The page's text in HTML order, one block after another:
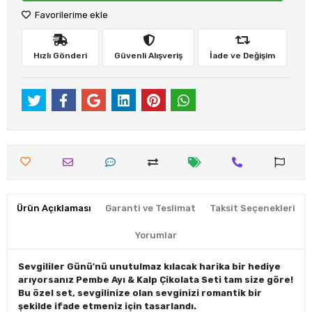
Favorilerime ekle
Hızlı Gönderi Güvenli Alışveriş İade ve Değişim
Ürün Açıklaması Garanti ve Teslimat Taksit Seçenekleri
Yorumlar
Sevgililer Günü'nü unutulmaz kılacak harika bir hediye
arıyorsanız Pembe Ayı & Kalp Çikolata Seti tam size göre!
Bu özel set, sevgilinize olan sevginizi romantik bir
şekilde ifade etmeniz için tasarlandı.